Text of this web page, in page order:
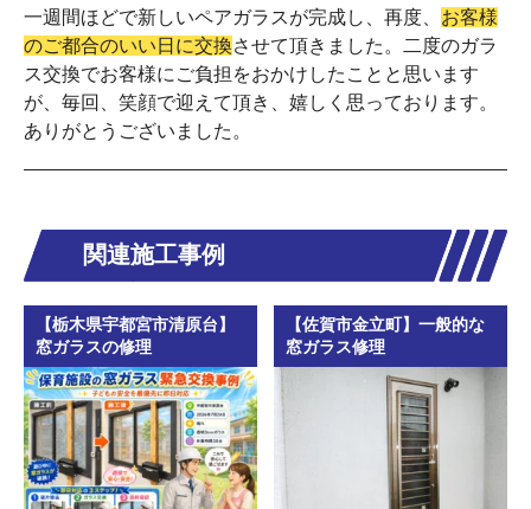
一週間ほどで新しいペアガラスが完成し、再度、 お客様
のご都合のいい日に交換させて頂きました。二度のガラ
ス交換でお客様にご負担をおかけしたことと思います
が、毎回、笑顔で迎えて頂き、嬉しく思っております。
ありがとうございました。
関連施工事例
【栃木県宇都宮市清原台】
窓ガラスの修理
【佐賀市金立町】一般的な
窓ガラス修理